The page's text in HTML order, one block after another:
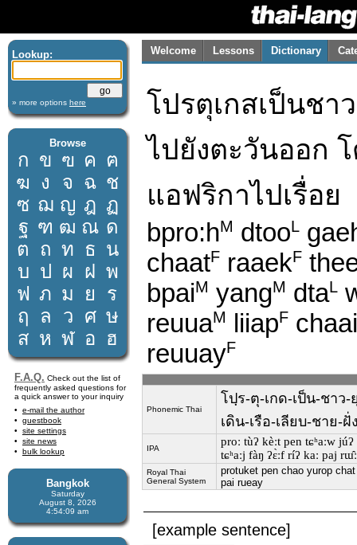
Lookup:
» more options here
Browse
ก ข ฃ ค ฅ
ฆ ง จ ฉ ช
ซ ฌ ญ ฎ ฏ
ฐ ฑ ฒ ณ ด
ต ถ ท ธ น
บ ป ผ ฝ พ
ฟ ภ ม ย
ร
ฤ
ล ว ศ ษ
ส ห ฬ อ ฮ
F.A.Q. Check out the list of
frequently asked questions for
a quick answer to your inquiry
e-mail the author
guestbook
site settings
site news
bulk lookup
Bangkok
Saturday
August 8, 2026
4:54:10 am
Welcome Lessons Dictionary
โปรตุเกสเป็นชา
ไปยังตะวันออก
แอฟริกาไปเรื่อย
bpro:hM dtooL
chaatF raaekF
bpaiM yangM dtaL
reuuaM liiapF chaai
reuuayF
Phonemic Thai
โปฺร-ตุ-เกด-เป็น-ชาว
เดิน-เรือ-เลียบ-ชาย-
IPA
proː tùʔ kèːt pen tɕʰaːw
tɕʰaːj fàŋ ʔɛ̀ːf ríʔ kaː paj
Royal Thai
General System
protuket pen chao yurop
pai rueay
[example sentence]